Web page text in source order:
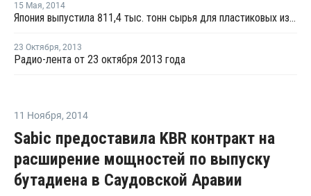
15 Мая, 2014
Япония выпустила 811,4 тыс. тонн сырья для пластиковых изделий в марте 2014 года
23 Октября, 2013
Радио-лента от 23 октября 2013 года
11 Ноября, 2014
Sabic предоставила KBR контракт на
расширение мощностей по выпуску
бутадиена в Саудовской Аравии